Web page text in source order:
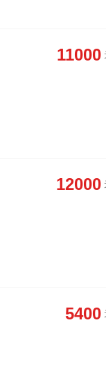
11000
12000
5400